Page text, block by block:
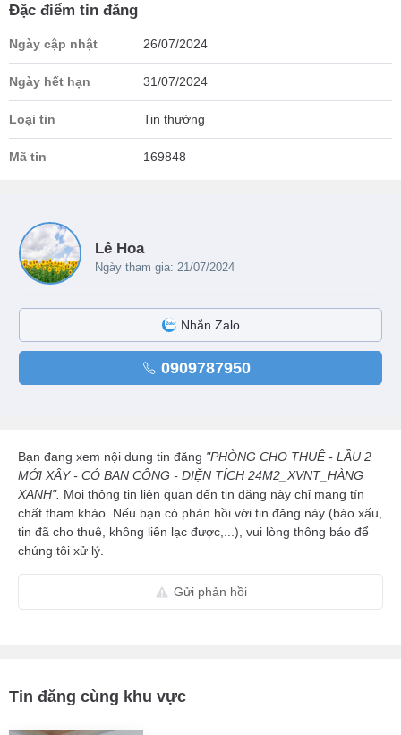
Đặc điểm tin đăng
Ngày cập nhật 26/07/2024
Ngày hết hạn 31/07/2024
Loại tin Tin thường
Mã tin 169848
Lê Hoa
Ngày tham gia: 21/07/2024
Nhắn Zalo
0909787950
Bạn đang xem nội dung tin đăng "PHÒNG CHO THUÊ - LẦU 2
MỚI XÂY - CÓ BAN CÔNG - DIỆN TÍCH 24M2_XVNT_HÀNG
XANH". Mọi thông tin liên quan đến tin đăng này chỉ mang tín
chất tham khảo. Nếu bạn có phản hồi với tin đăng này (báo xấu,
tin đã cho thuê, không liên lạc được,...), vui lòng thông báo để
chúng tôi xử lý.
Gửi phản hồi
Tin đăng cùng khu vực